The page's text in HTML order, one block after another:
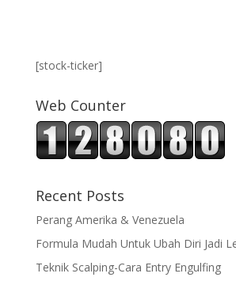
[stock-ticker]
Web Counter
Recent Posts
Perang Amerika & Venezuela
Formula Mudah Untuk Ubah Diri Jadi
Teknik Scalping-Cara Entry Engulfing